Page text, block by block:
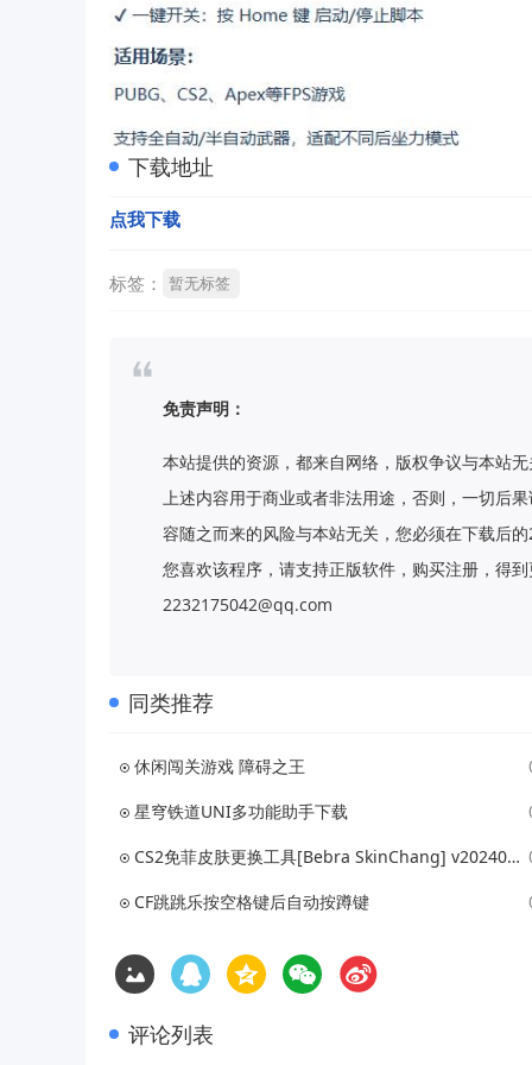
下载地址
点我下载
标签： 暂无标签
免责声明：
本站提供的资源，都来自网络，版权争议与本站
上述内容用于商业或者非法用途，否则，一切后
容随之而来的风险与本站无关，您必须在下载后
您喜欢该程序，请支持正版软件，购买注册，得
2232175042@qq.com
同类推荐
休闲闯关游戏 障碍之王
星穹铁道UNI多功能助手下载
CS2免菲皮肤更换工具[Bebra SkinChang] v20240126
CF跳跳乐按空格键后自动按蹲键
评论列表